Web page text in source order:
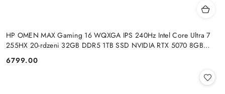
HP OMEN MAX Gaming 16 WQXGA IPS 240Hz Intel Core Ultra 7
255HX 20-rdzeni 32GB DDR5 1TB SSD NVIDIA RTX 5070 8GB
Cena:
6799.00